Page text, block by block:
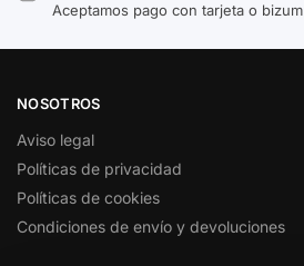
Aceptamos pago con tarjeta o bizum
NOSOTROS
Aviso legal
Políticas de privacidad
Políticas de cookies
Condiciones de envío y devoluciones